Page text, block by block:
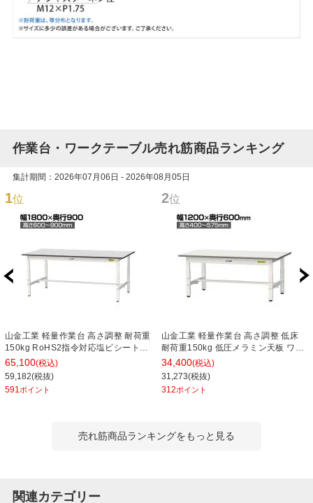
作業台・ワークテーブル売れ筋商品ランキング
集計期間：2026年07月06日 - 2026年08月05日
1位
山金工業 軽量作業台 高さ調整 耐荷重
150kg RoHS2指令対応塩ビシート天
板 ワークテーブル 150シリーズ 幅
1800×奥行900×高さ600～900mm
SURA-1890-GYW
65,100(税込)
59,182(税抜)
591ポイント
2位
山金工業 軽量作業台 高さ調整 低床
耐荷重150kg 低圧メラミン天板 ワー
クテーブル 150シリーズ 幅1200×奥
行600×高さ400～575mm SUPAL-
1260-WW
34,400(税込)
31,273(税抜)
312ポイント
売れ筋商品ランキングをもっと見る
関連カテゴリー